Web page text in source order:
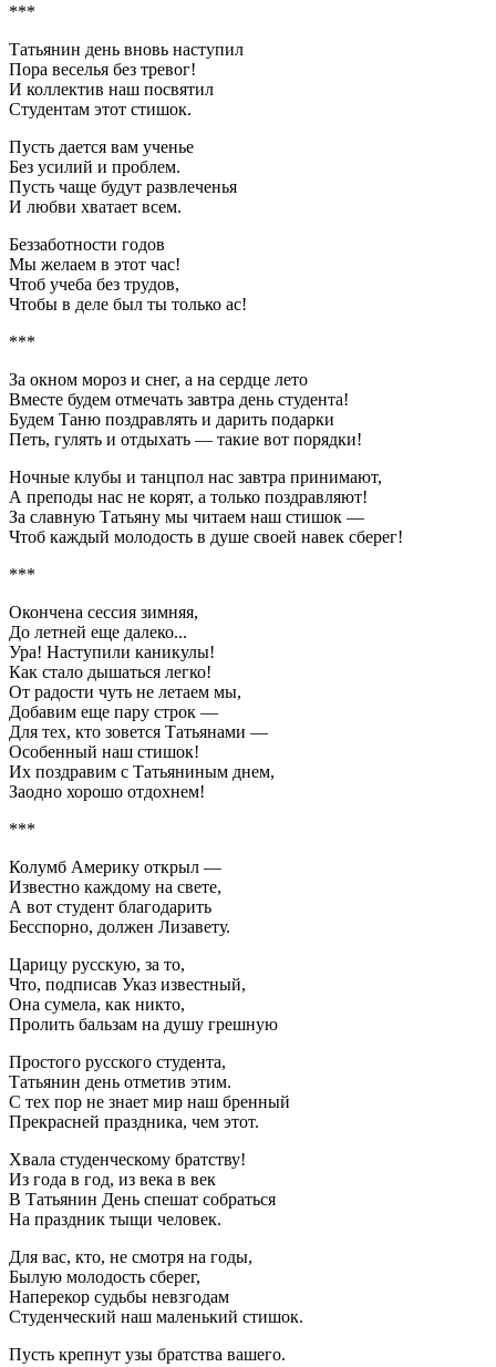
***
Татьянин день вновь наступил
Пора веселья без тревог!
И коллектив наш посвятил
Студентам этот стишок.
Пусть дается вам ученье
Без усилий и проблем.
Пусть чаще будут развлеченья
И любви хватает всем.
Беззаботности годов
Мы желаем в этот час!
Чтоб учеба без трудов,
Чтобы в деле был ты только ас!
***
За окном мороз и снег, а на сердце лето
Вместе будем отмечать завтра день студента!
Будем Таню поздравлять и дарить подарки
Петь, гулять и отдыхать — такие вот порядки!
Ночные клубы и танцпол нас завтра принимают,
А преподы нас не корят, а только поздравляют!
За славную Татьяну мы читаем наш стишок —
Чтоб каждый молодость в душе своей навек сберег!
***
Окончена сессия зимняя,
До летней еще далеко...
Ура! Наступили каникулы!
Как стало дышаться легко!
От радости чуть не летаем мы,
Добавим еще пару строк —
Для тех, кто зовется Татьянами —
Особенный наш стишок!
Их поздравим с Татьяниным днем,
Заодно хорошо отдохнем!
***
Колумб Америку открыл —
Известно каждому на свете,
А вот студент благодарить
Бесспорно, должен Лизавету.
Царицу русскую, за то,
Что, подписав Указ известный,
Она сумела, как никто,
Пролить бальзам на душу грешную
Простого русского студента,
Татьянин день отметив этим.
С тех пор не знает мир наш бренный
Прекрасней праздника, чем этот.
Хвала студенческому братству!
Из года в год, из века в век
В Татьянин День спешат собраться
На праздник тыщи человек.
Для вас, кто, не смотря на годы,
Былую молодость сберег,
Наперекор судьбы невзгодам
Студенческий наш маленький стишок.
Пусть крепнут узы братства вашего.